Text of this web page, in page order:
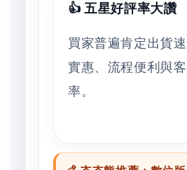
👍 五星好評率大讚
買家普遍肯定出貨
實惠、流程便利與
率。